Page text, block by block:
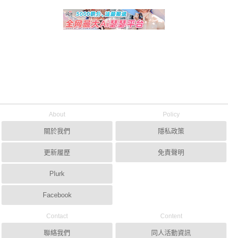
About
關於我們
更新履歷
Plurk
Facebook
Policy
隱私政策
免責聲明
Contact
聯絡我們
Content
同人活動資訊